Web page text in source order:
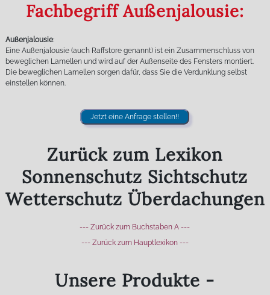
Fachbegriff Außenjalousie:
Außenjalousie:
Eine Außenjalousie (auch Raffstore genannt) ist ein Zusammenschluss von
beweglichen Lamellen und wird auf der Außenseite des Fensters montiert.
Die beweglichen Lamellen sorgen dafür, dass Sie die Verdunklung selbst
einstellen können.
Jetzt eine Anfrage stellen!!
Zurück zum Lexikon
Sonnenschutz Sichtschutz
Wetterschutz Überdachungen
--- Zurück zum Buchstaben A ---
--- Zurück zum Hauptlexikon ---
Unsere Produkte -